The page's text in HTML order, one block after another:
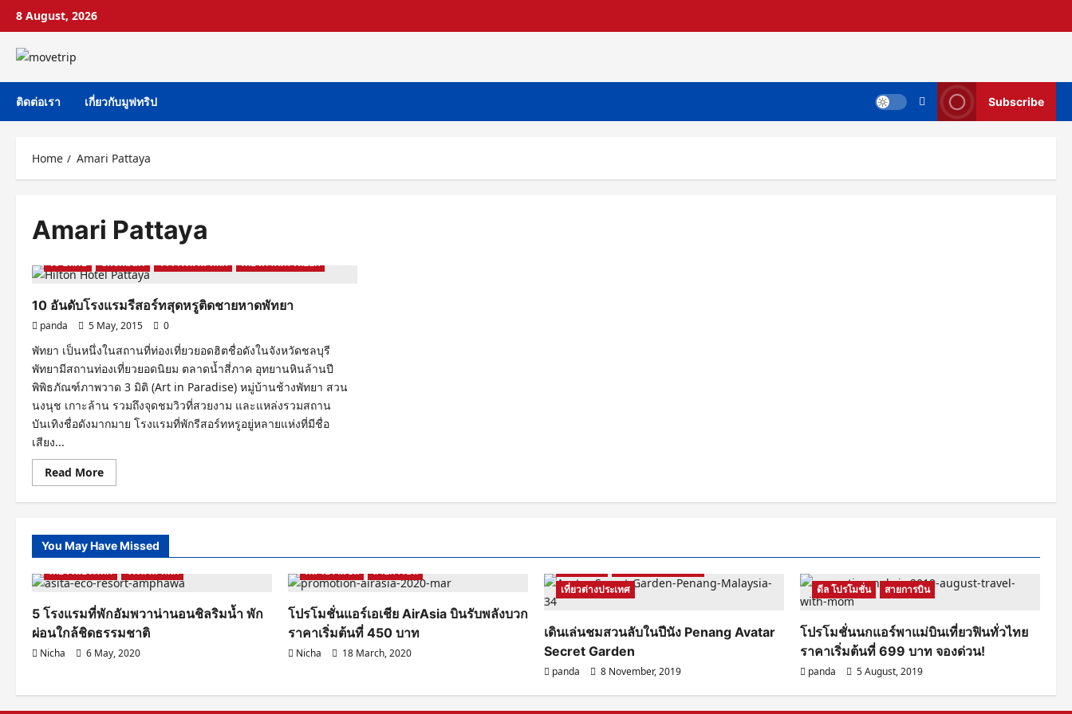
Skip
content
8 August, 2026
ติดต่อเรา เกี่ยวกับมูฟทริป Subscribe
Home Amari Pattaya
Amari Pattaya
10 อันดับ Chonburi รีวิวโรงแรม ที่พัก เที่ยวภาคตะวันออก
10 อันดับโรงแรมรีสอร์ทสุดหรูติดชายหาดพัทยา
panda 5 May, 2015 0
พัทยา เป็นหนึ่งในสถานที่ท่องเที่ยวยอดฮิตชื่อดังในจังหวัดชลบุรี
พัทยามีสถานท่องเที่ยวยอดนิยม ตลาดน้ำสี่ภาค อุทยานหินล้านปี
พิพิธภัณฑ์ภาพวาด 3 มิติ (Art in Paradise) หมู่บ้านช้างพัทยา สวน
นงนุช เกาะล้าน รวมถึงจุดชมวิวที่สวยงาม และแหล่งรวมสถาน
บันเทิงชื่อดังมากมาย โรงแรมที่พักรีสอร์ทหรูอยู่หลายแห่งที่มีชื่อ
เสียง...
Read MoreRead
more
10
รีสอร์ท
สุด
หรู
ติด
ชายหาด
You May Have Missed
Samut Songkhram
รีวิวโรงแรม ที่พัก
เที่ยวในประเทศ
โรงแรม ที่พัก
5 โรงแรมที่พักอัมพวาน่านอนชิลริมน้ำ พัก
ผ่อนใกล้ชิดธรรมชาติ
Nicha 6 May, 2020
ดีล โปรโมชั่น สายการบิน
โปรโมชั่นแอร์เอเชีย AirAsia บินรับพลังบวก
ราคาเริ่มต้นที่ 450 บาท
Nicha 18 March, 2020
เที่ยวต่างประเทศ
เดินเล่นชมสวนลับในปีนัง Penang Avatar
Secret Garden
panda 8 November, 2019
ดีล โปรโมชั่น สายการบิน
โปรโมชั่นนกแอร์พาแม่บินเที่ยวฟินทั่วไทย
ราคาเริ่มต้นที่ 699 บาท จองด่วน!
panda 5 August, 2019